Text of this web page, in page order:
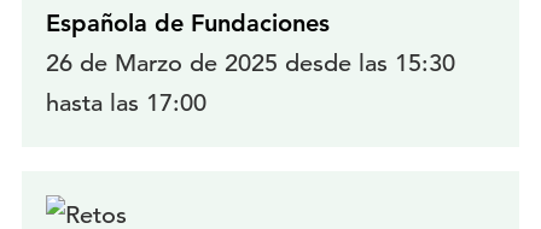
Española de Fundaciones
26 de Marzo de 2025 desde las 15:30
hasta las 17:00